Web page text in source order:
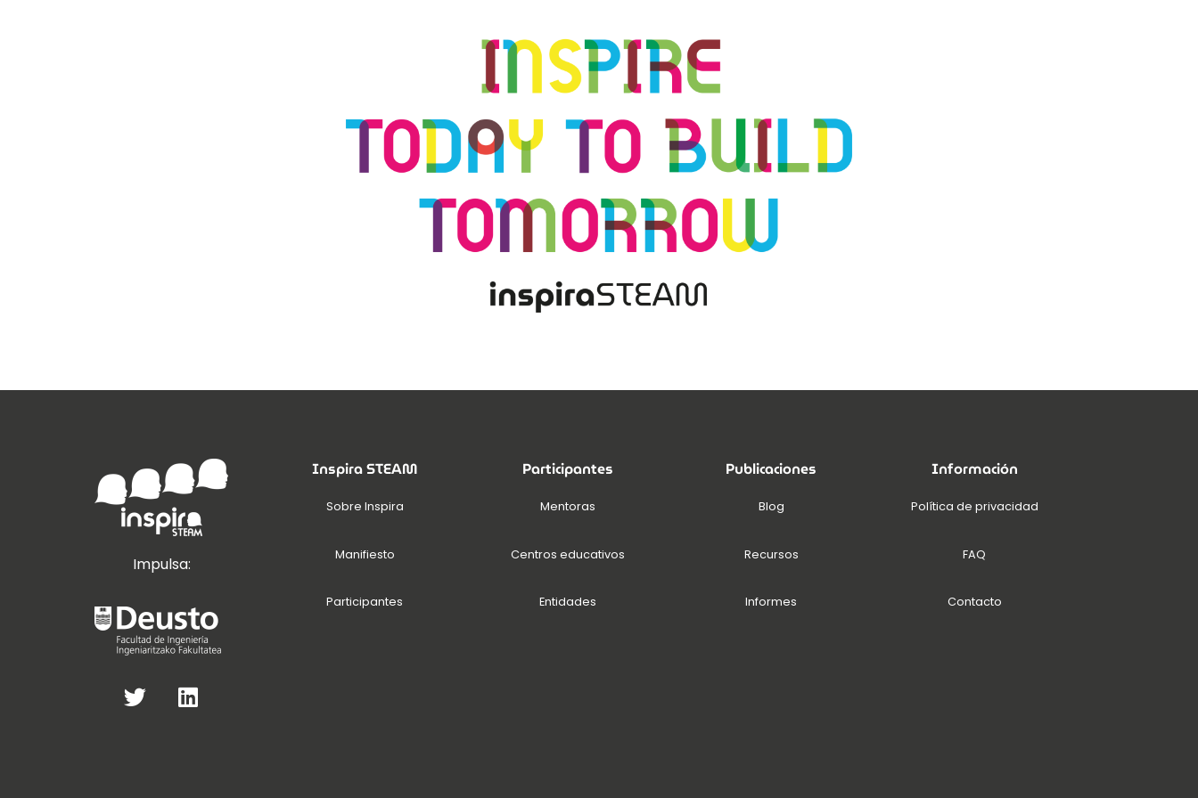
Impulsa:
Inspira STEAM
Sobre Inspira
Manifiesto
Participantes
Participantes
Mentoras
Centros educativos
Entidades
Publicaciones
Blog
Recursos
Informes
Información
Política de privacidad
FAQ
Contacto